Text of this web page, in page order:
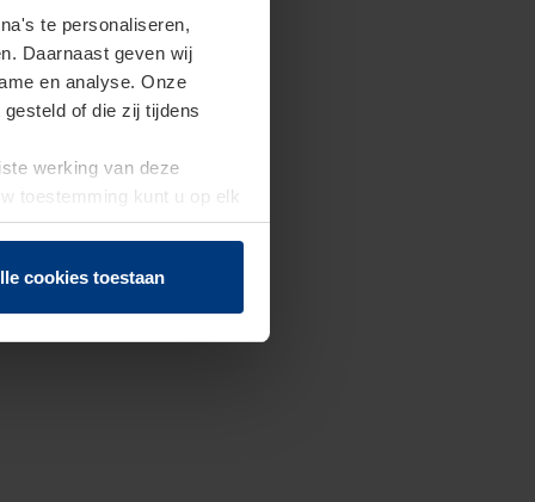
te personaliseren,
Daarnaast geven wij
en analyse. Onze
of die zij tijdens
werking van deze
toestemming kunt u op elk
herroepen.
cookies toestaan